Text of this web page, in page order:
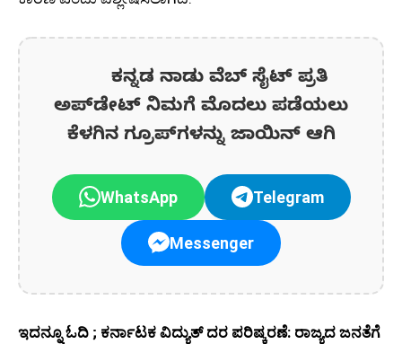
ಕನ್ನಡ ನಾಡು ವೆಬ್ ಸೈಟ್ ಪ್ರತಿ
ಅಪ್‌ಡೇಟ್‌ ನಿಮಗೆ ಮೊದಲು ಪಡೆಯಲು
ಕೆಳಗಿನ ಗ್ರೂಪ್‌ಗಳನ್ನು ಜಾಯಿನ್ ಆಗಿ
WhatsApp Telegram
Messenger
ಇದನ್ನೂ ಓದಿ ; ಕರ್ನಾಟಕ ವಿದ್ಯುತ್ ದರ ಪರಿಷ್ಕರಣೆ: ರಾಜ್ಯದ ಜನತೆಗೆ